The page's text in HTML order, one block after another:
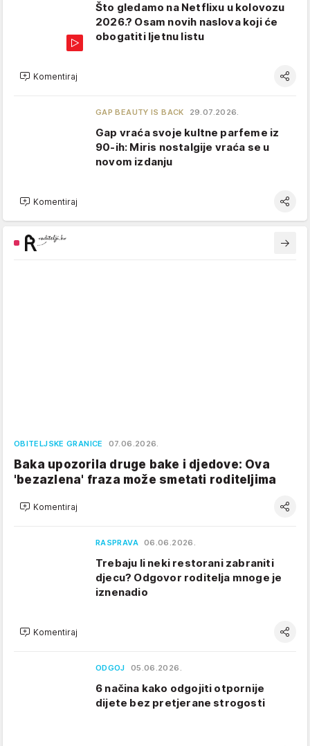
Što gledamo na Netflixu u kolovozu
2026.? Osam novih naslova koji će
obogatiti ljetnu listu
Komentiraj
GAP BEAUTY IS BACK 29.07.2026.
Gap vraća svoje kultne parfeme iz
90-ih: Miris nostalgije vraća se u
novom izdanju
Komentiraj
OBITELJSKE GRANICE 07.06.2026.
Baka upozorila druge bake i djedove: Ova
'bezazlena' fraza može smetati roditeljima
Komentiraj
RASPRAVA 06.06.2026.
Trebaju li neki restorani zabraniti
djecu? Odgovor roditelja mnoge je
iznenadio
Komentiraj
ODGOJ 05.06.2026.
6 načina kako odgojiti otpornije
dijete bez pretjerane strogosti